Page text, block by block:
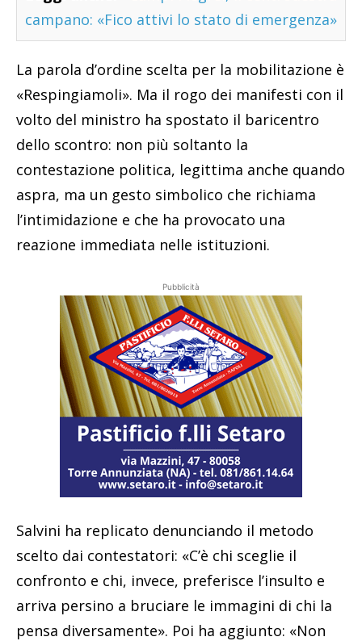
campano: «Fico attivi lo stato di emergenza»
La parola d’ordine scelta per la mobilitazione è
«Respingiamoli». Ma il rogo dei manifesti con il
volto del ministro ha spostato il baricentro
dello scontro: non più soltanto la
contestazione politica, legittima anche quando
aspra, ma un gesto simbolico che richiama
l’intimidazione e che ha provocato una
reazione immediata nelle istituzioni.
Pubblicità
Salvini ha replicato denunciando il metodo
scelto dai contestatori: «C’è chi sceglie il
confronto e chi, invece, preferisce l’insulto e
arriva persino a bruciare le immagini di chi la
pensa diversamente». Poi ha aggiunto: «Non